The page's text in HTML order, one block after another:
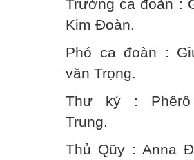
Trưởng ca đoàn :
Kim Đoàn.
Phó ca đoàn :
văn Trọng.
Thư ký :
Trung.
Thủ Qũy : Anna